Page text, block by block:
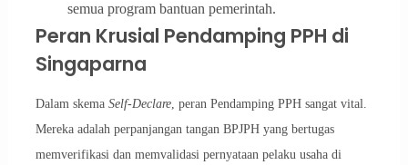
semua program bantuan pemerintah.
Peran Krusial Pendamping PPH di
Singaparna
Dalam skema Self-Declare, peran Pendamping PPH sangat vital.
Mereka adalah perpanjangan tangan BPJPH yang bertugas
memverifikasi dan memvalidasi pernyataan pelaku usaha di